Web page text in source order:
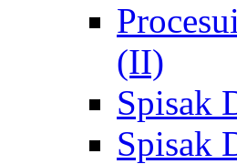
(II)
Spisak
Spisak